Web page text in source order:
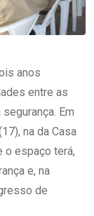
anos
entre as
Em
na da Casa
o espaço terá,
e, na
de